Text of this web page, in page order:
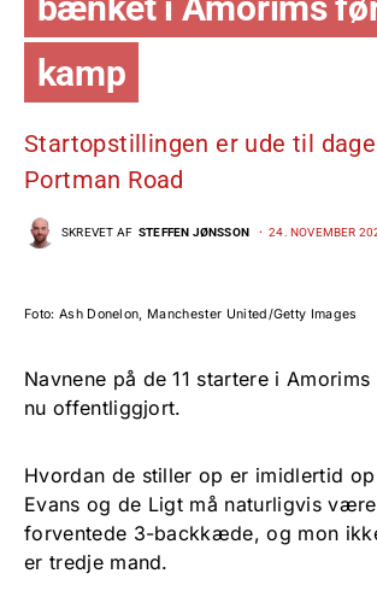
kamp
Startopstillingen er ude til
Portman Road
SKREVET AF STEFFEN JØNSSON 24. NOVEMBER
Foto: Ash Donelon, Manchester United/Getty Images
Navnene på de 11 startere i
nu offentliggjort.
Hvordan de stiller op er imidlertid
Evans og de Ligt må naturligvis
forventede 3-backkæde, og mon
er tredje mand.